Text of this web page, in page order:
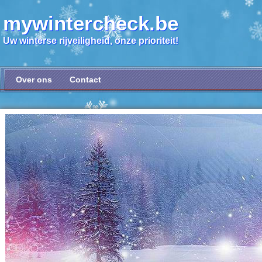
mywintercheck.be
Uw winterse rijveiligheid, onze prioriteit!
Over ons Contact